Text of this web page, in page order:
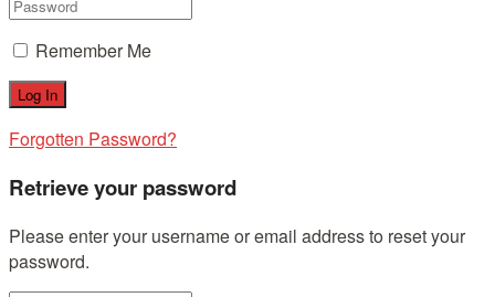
Remember Me
Forgotten Password?
Retrieve your password
Please enter your username or email address to reset your
password.